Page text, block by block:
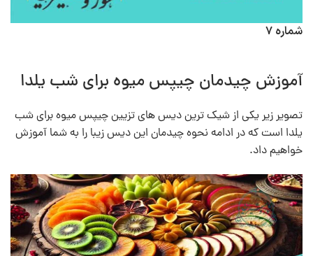
شماره ۷
آموزش چیدمان چیپس میوه برای شب یلدا
تصویر زیر یکی از شیک ترین دیس های تزیین چیپس میوه برای شب
یلدا است که در ادامه نحوه چیدمان این دیس زیبا را به شما آموزش
خواهیم داد.